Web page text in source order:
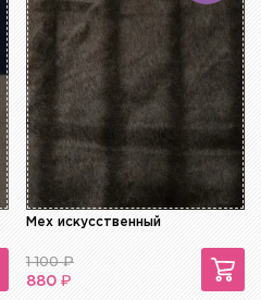
Мех искусственный
1 100₽
880 ₽